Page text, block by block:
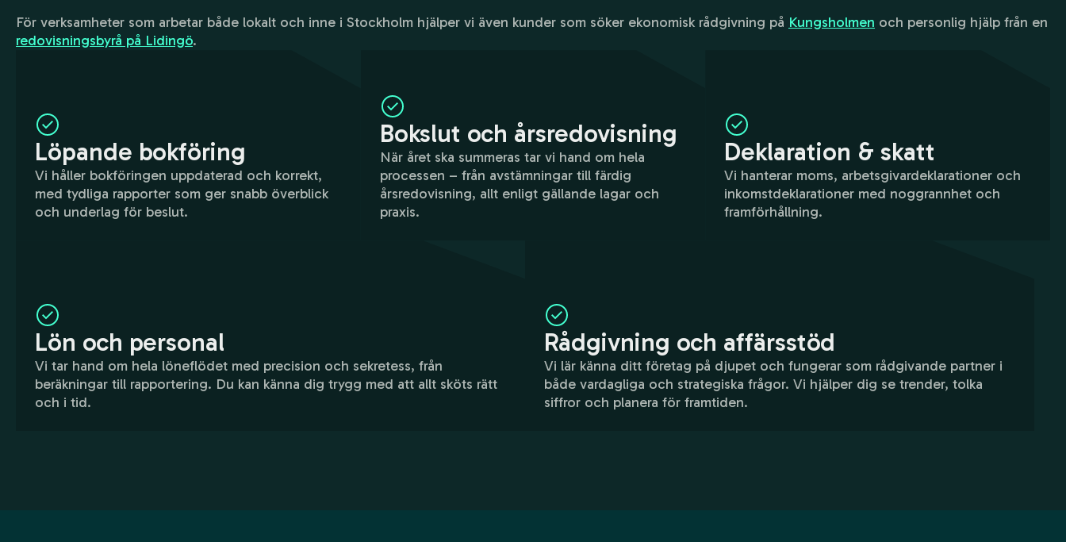
För verksamheter som arbetar både lokalt och inne i Stockholm hjälper vi även kunder som söker ekonomisk rådgivning på Kungsholmen och personlig hjälp från en
redovisningsbyrå på Lidingö.
Löpande bokföring
Vi håller bokföringen uppdaterad och korrekt,
med tydliga rapporter som ger snabb överblick
och underlag för beslut.
Bokslut och årsredovisning
När året ska summeras tar vi hand om hela
processen – från avstämningar till färdig
årsredovisning, allt enligt gällande lagar och
praxis.
Deklaration & skatt
Vi hanterar moms, arbetsgivardeklarationer och
inkomstdeklarationer med noggrannhet och
framförhållning.
Lön och personal
Vi tar hand om hela löneflödet med precision och sekretess, från
beräkningar till rapportering. Du kan känna dig trygg med att allt sköts rätt
och i tid.
Rådgivning och affärsstöd
Vi lär känna ditt företag på djupet och fungerar som rådgivande partner i
både vardagliga och strategiska frågor. Vi hjälper dig se trender, tolka
siffror och planera för framtiden.